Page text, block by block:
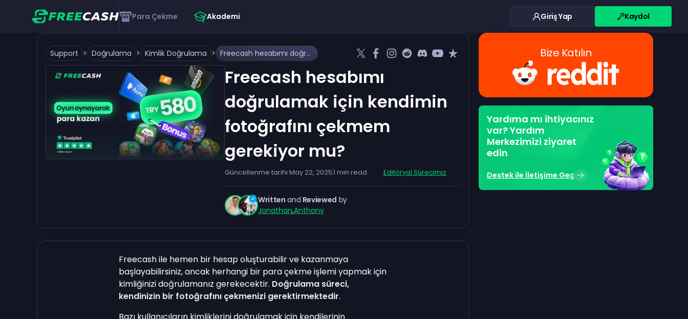
Para Çekme Akademi Giriş Yap Kaydol
Support > Doğrulama > Kimlik Doğrulama > Freecash hesabımı doğrulamak için kendimin fotoğrafını çekmem gerekiyor mu?
Freecash hesabımı
doğrulamak için kendimin
fotoğrafını çekmem
gerekiyor mu?
Güncellenme tarihi May 22, 20251 min read Editöryal Sürecimiz
Written and Reviewed by
Jonathan,Anthony
Freecash ile hemen bir hesap oluşturabilir ve kazanmaya
başlayabilirsiniz, ancak herhangi bir para çekme işlemi yapmak için
kimliğinizi doğrulamanız gerekecektir. Doğrulama süreci,
kendinizin bir fotoğrafını çekmenizi gerektirmektedir.
Bize Katılın
Yardıma mı ihtiyacınız
var? Yardım
Merkezimizi ziyaret
edin
Destek ile İletişime Geç